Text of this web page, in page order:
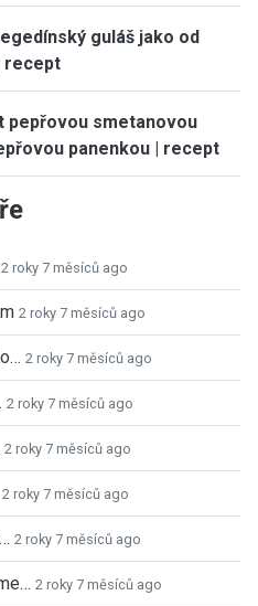
guláš jako od
recept
pepřovou smetanovou
panenkou | recept
2 roky 7 měsíců ago
2 roky 7 měsíců ago
2 roky 7 měsíců ago
2 roky 7 měsíců ago
2 roky 7 měsíců ago
2 roky 7 měsíců ago
2 roky 7 měsíců ago
2 roky 7 měsíců ago